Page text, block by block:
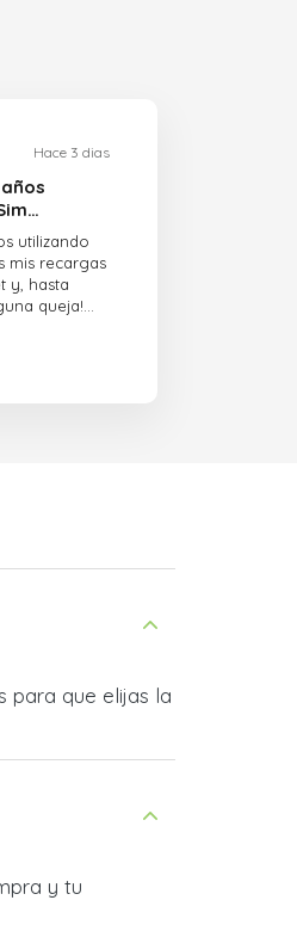
Hace 3 dias
utilizando
mis recargas
y, hasta
queja!
para que elijas la
y tu